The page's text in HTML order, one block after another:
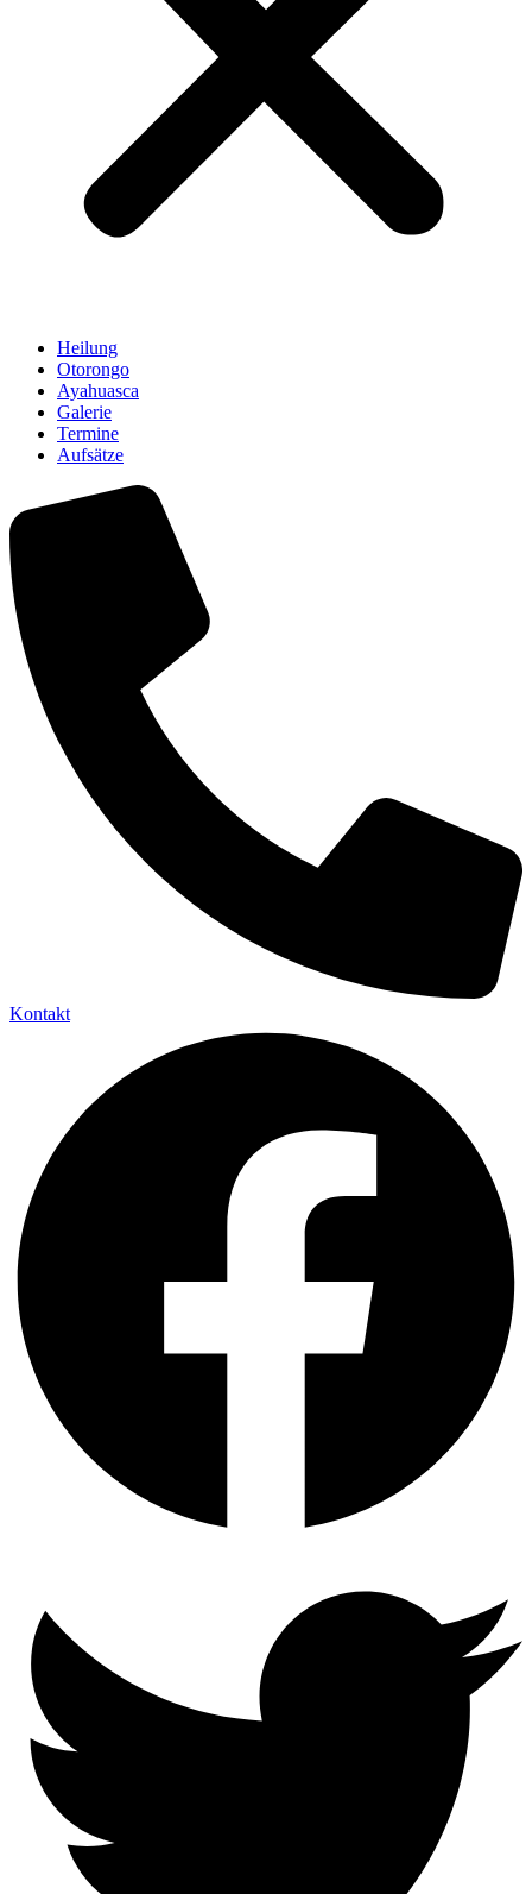
Heilung
Otorongo
Ayahuasca
Galerie
Termine
Aufsätze
Kontakt